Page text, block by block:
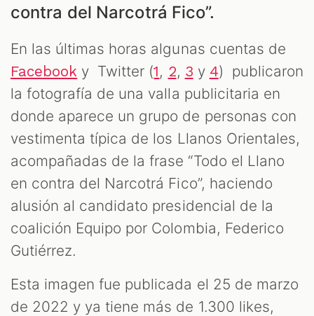
contra del Narcotrá Fico”.
En las últimas horas algunas cuentas de
Facebook y Twitter (1, 2, 3 y 4) publicaron
la fotografía de una valla publicitaria en
donde aparece un grupo de personas con
vestimenta típica de los Llanos Orientales,
acompañadas de la frase “Todo el Llano
en contra del Narcotrá Fico”, haciendo
alusión al candidato presidencial de la
coalición Equipo por Colombia, Federico
Gutiérrez.
Esta imagen fue publicada el 25 de marzo
de 2022 y ya tiene más de 1.300 likes,